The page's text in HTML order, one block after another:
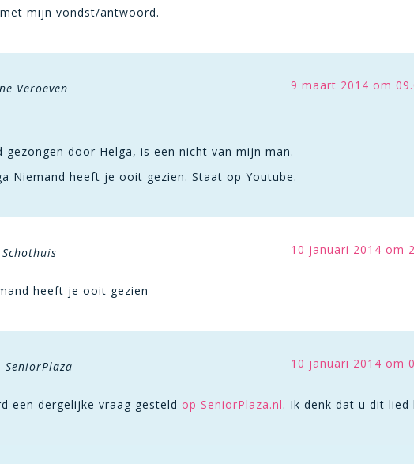
mijn vondst/antwoord.
Veroeven 9 maart 2014 om
gezongen door Helga, is een nicht van mijn man.
Niemand heeft je ooit gezien. Staat op Youtube.
10 januari 2014 om
heeft je ooit gezien
SeniorPlaza 10 januari 2014 om
een dergelijke vraag gesteld op SeniorPlaza.nl. Ik denk dat u dit lied